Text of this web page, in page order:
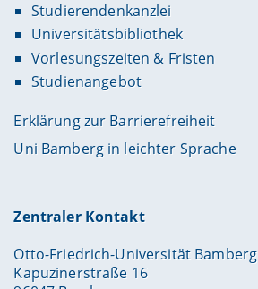
Studierendenkanzlei
Universitätsbibliothek
Vorlesungszeiten & Fristen
Studienangebot
Erklärung zur Barrierefreiheit
Uni Bamberg in leichter Sprache
Zentraler Kontakt
Otto-Friedrich-Universität Bamberg
Kapuzinerstraße 16